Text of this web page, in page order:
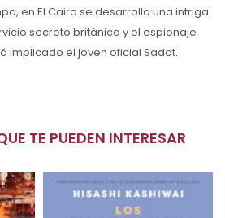
en El Cairo se desarrolla una intriga
secreto británico y el espionaje
implicado el joven oficial Sadat.
TE PUEDEN INTERESAR